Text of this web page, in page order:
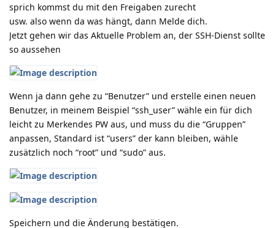
sprich kommst du mit den Freigaben zurecht
usw. also wenn da was hängt, dann Melde dich.
Jetzt gehen wir das Aktuelle Problem an, der SSH-Dienst sollte
so aussehen
Wenn ja dann gehe zu “Benutzer” und erstelle einen neuen
Benutzer, in meinem Beispiel “ssh_user” wähle ein für dich
leicht zu Merkendes PW aus, und muss du die “Gruppen”
anpassen, Standard ist “users” der kann bleiben, wähle
zusätzlich noch “root” und “sudo” aus.
Speichern und die Änderung bestätigen.